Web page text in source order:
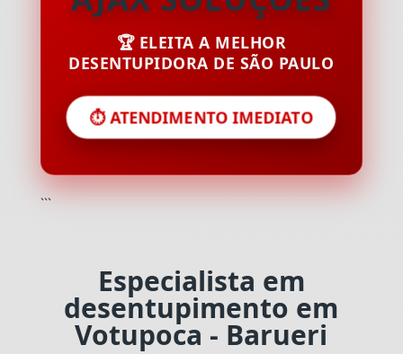
🏆 ELEITA A MELHOR
DESENTUPIDORA DE SÃO PAULO
⏱️ ATENDIMENTO IMEDIATO
```
Especialista em
desentupimento em
Votupoca - Barueri